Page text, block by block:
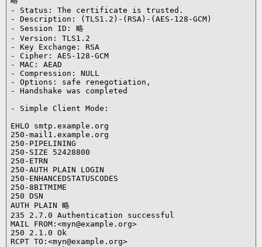
- Status: The certificate is trusted.
- Description: (TLS1.2)-(RSA)-(AES-128-GCM)
- Session ID: 略
- Version: TLS1.2
- Key Exchange: RSA
- Cipher: AES-128-GCM
- MAC: AEAD
- Compression: NULL
- Options: safe renegotiation,
- Handshake was completed
- Simple Client Mode:
EHLO smtp.example.org
250-mail1.example.org
250-PIPELINING
250-SIZE 52428800
250-ETRN
250-AUTH PLAIN LOGIN
250-ENHANCEDSTATUSCODES
250-8BITMIME
250 DSN
AUTH PLAIN 略
235 2.7.0 Authentication successful
MAIL FROM:<myn@example.org>
250 2.1.0 Ok
RCPT TO:<myn@example.org>